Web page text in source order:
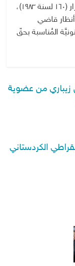
نُفِّذَت بناءً على مُذكَّرة ضبطٍ قضائيَّةٍ وفق القرار (١٦٠ لسنة ١٩٨٣)،
قاضي
المُناسبة بحقّ
زيباري من عضوية
الكردستاني